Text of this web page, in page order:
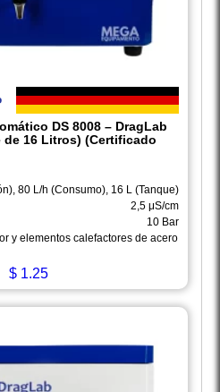
DS 8008 – DragLab
16 Litros) (Certificado
80 L/h (Consumo), 16 L (Tanque)
2,5 μS/cm
10 Bar
y elementos calefactores de acero
$ 1.25